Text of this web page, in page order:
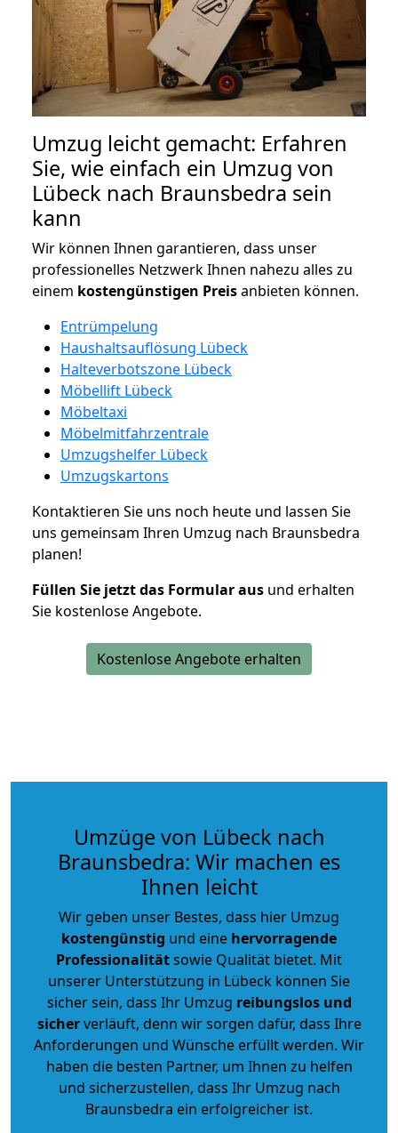
Umzug leicht gemacht: Erfahren
Sie, wie einfach ein Umzug von
Lübeck nach Braunsbedra sein
kann
Wir können Ihnen garantieren, dass unser
professionelles Netzwerk Ihnen nahezu alles zu
einem kostengünstigen Preisanbieten können.
Entrümpelung
Haushaltsauflösung Lübeck
Halteverbotszone Lübeck
Möbellift Lübeck
Möbeltaxi
Möbelmitfahrzentrale
Umzugshelfer Lübeck
Umzugskartons
Kontaktieren Sie uns noch heute und lassen Sie
uns gemeinsam Ihren Umzug nach Braunsbedra
planen!
Füllen Sie jetzt das Formular aus und erhalten
Sie kostenlose Angebote.
Kostenlose Angebote erhalten
Umzüge von Lübeck nach
Braunsbedra: Wir machen es
Ihnen leicht
Wir geben unser Bestes, dass hier Umzug
kostengünstig und eine hervorragende
Professionalitätsowie Qualität bietet. Mit
unserer Unterstützung in Lübeck können Sie
sicher sein, dass Ihr Umzug reibungslos und
sicherverläuft, denn wir sorgen dafür, dass Ihre
Anforderungen und Wünsche erfüllt werden. Wir
haben die besten Partner, um Ihnen zu helfen
und sicherzustellen, dass Ihr Umzug nach
Braunsbedra ein erfolgreicher ist.